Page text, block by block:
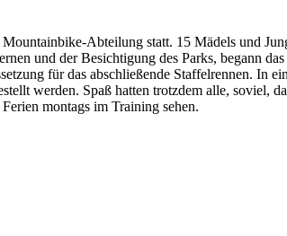
Abteilung statt. 15 Mädels und
und der Besichtigung des Parks, begann
für das abschließende Staffelrennen. In
werden. Spaß hatten trotzdem alle, soviel,
montags im Training sehen.